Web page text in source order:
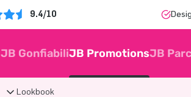
9.4/10
JB GonfiabiliJB PromotionsJB
Lookbook